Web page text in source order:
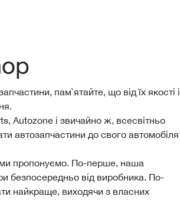
пам`ятайте, що від їх якості і
Autozone і звичайно ж, всесвітньо
автозапчастини до свого автомобіля
ми пропонуємо. По-перше, наша
безпосередньо від виробника. По-
найкраще, виходячи з власних